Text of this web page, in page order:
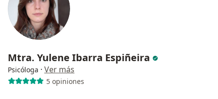
Mtra. Yulene Ibarra Espiñeira
Psicóloga · Ver más
5 opiniones